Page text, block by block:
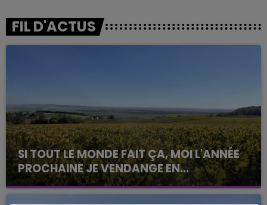
FIL D'ACTUS
SI TOUT LE MONDE FAIT ÇA, MOI L'ANNÉE
PROCHAINE JE VENDANGE EN...
La vendange en Champagne a débuté ce jeudi 6
août dans la commune de Montgueux (Aube). Du